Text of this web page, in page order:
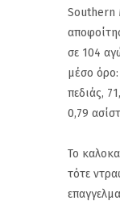
Southern
σε 104
μέσο όρο:
πεδιάς,
0,79
Το
τότε